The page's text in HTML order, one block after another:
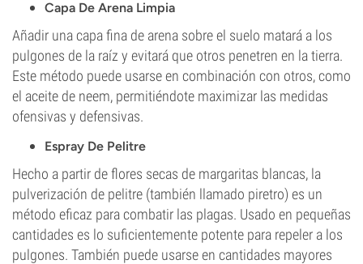
Capa De Arena Limpia
Añadir una capa fina de arena sobre el suelo matará a los
pulgones de la raíz y evitará que otros penetren en la tierra.
Este método puede usarse en combinación con otros, como
el aceite de neem, permitiéndote maximizar las medidas
ofensivas y defensivas.
Espray De Pelitre
Hecho a partir de flores secas de margaritas blancas, la
pulverización de pelitre (también llamado piretro) es un
método eficaz para combatir las plagas. Usado en pequeñas
cantidades es lo suficientemente potente para repeler a los
pulgones. También puede usarse en cantidades mayores